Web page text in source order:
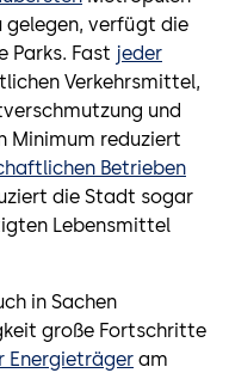
gelegen, verfügt die
Parks. Fast jeder
Verkehrsmittel,
und
Minimum reduziert
Betrieben
die Stadt sogar
Lebensmittel
in Sachen
große Fortschritte
Energieträger am